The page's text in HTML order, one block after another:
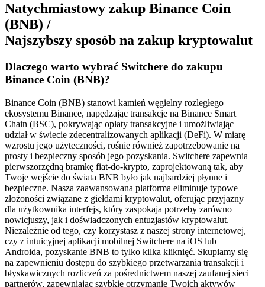
Natychmiastowy zakup Binance Coin
(BNB) /
Najszybszy sposób na zakup kryptowalut
Dlaczego warto wybrać Switchere do zakupu
Binance Coin (BNB)?
Binance Coin (BNB) stanowi kamień węgielny rozległego
ekosystemu Binance, napędzając transakcje na Binance Smart
Chain (BSC), pokrywając opłaty transakcyjne i umożliwiając
udział w świecie zdecentralizowanych aplikacji (DeFi). W miarę
wzrostu jego użyteczności, rośnie również zapotrzebowanie na
prosty i bezpieczny sposób jego pozyskania. Switchere zapewnia
pierwszorzędną bramkę fiat-do-krypto, zaprojektowaną tak, aby
Twoje wejście do świata BNB było jak najbardziej płynne i
bezpieczne. Nasza zaawansowana platforma eliminuje typowe
złożoności związane z giełdami kryptowalut, oferując przyjazny
dla użytkownika interfejs, który zaspokaja potrzeby zarówno
nowicjuszy, jak i doświadczonych entuzjastów kryptowalut.
Niezależnie od tego, czy korzystasz z naszej strony internetowej,
czy z intuicyjnej aplikacji mobilnej Switchere na iOS lub
Androida, pozyskanie BNB to tylko kilka kliknięć. Skupiamy się
na zapewnieniu dostępu do szybkiego przetwarzania transakcji i
błyskawicznych rozliczeń za pośrednictwem naszej zaufanej sieci
partnerów, zapewniając szybkie otrzymanie Twoich aktywów